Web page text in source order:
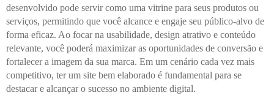
desenvolvido pode servir como uma vitrine para seus produtos ou
serviços, permitindo que você alcance e engaje seu público-alvo de
forma eficaz. Ao focar na usabilidade, design atrativo e conteúdo
relevante, você poderá maximizar as oportunidades de conversão e
fortalecer a imagem da sua marca. Em um cenário cada vez mais
competitivo, ter um site bem elaborado é fundamental para se
destacar e alcançar o sucesso no ambiente digital.